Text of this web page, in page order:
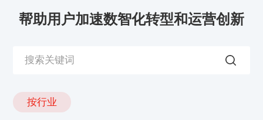
帮助用户加速数智化转型和运营创新
按行业